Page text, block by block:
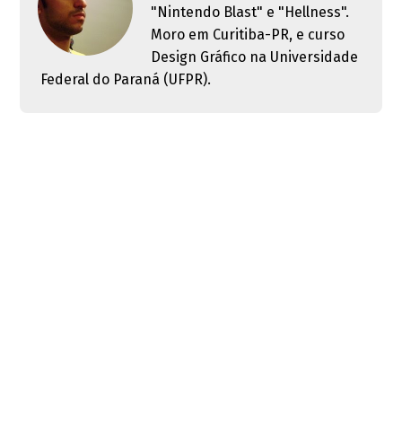
"Nintendo Blast" e "Hellness".
Moro em Curitiba-PR, e curso
Design Gráfico na Universidade
Federal do Paraná (UFPR).